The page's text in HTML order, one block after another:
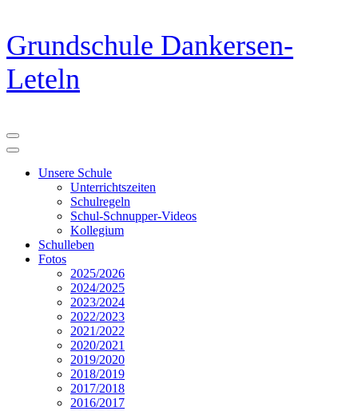
Zum
Inhalt
springen
(Eingabetaste
drücken)
Grundschule Dankersen-
Leteln
Unsere Schule
Unterrichtszeiten
Schulregeln
Schul-Schnupper-Videos
Kollegium
Schulleben
Fotos
2025/2026
2024/2025
2023/2024
2022/2023
2021/2022
2020/2021
2019/2020
2018/2019
2017/2018
2016/2017